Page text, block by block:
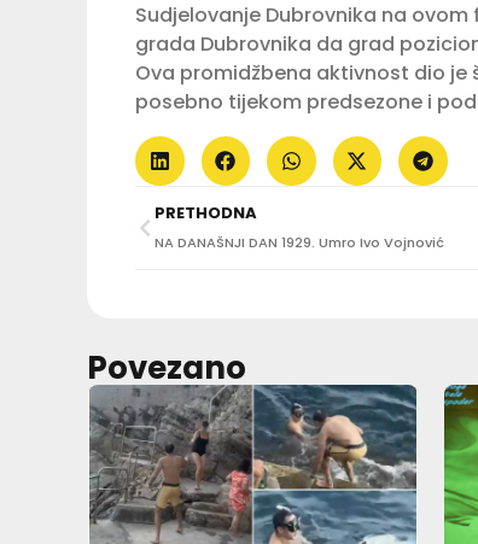
Sudjelovanje Dubrovnika na
grada Dubrovnika da grad
Ova promidžbena aktivnost dio
posebno tijekom predsezone i
PRETHODNA
NA DANAŠNJI DAN 1929. Umro Ivo Vojnović
Povezano